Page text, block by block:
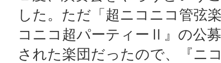
した。ただ「超ニコニコ管弦
コニコ超パーティーⅡ』の公
された楽団だったので、『ニ